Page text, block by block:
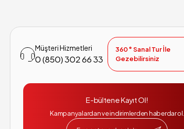
Müşteri Hizmetleri
0 (850) 302 66 33
360 ° Sanal Tur İle
Gezebilirsiniz
E-bültene Kayıt Ol!
Kampanyalardan ve indirimlerden haberdar ol.